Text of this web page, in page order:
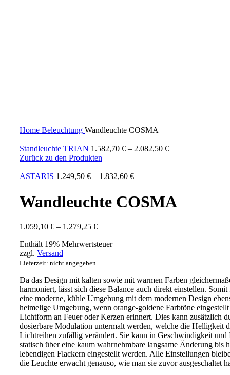
Home Beleuchtung Wandleuchte COSMA
Standleuchte TRIAN 1.582,70 € – 2.082,50 €
Zurück zu den Produkten
ASTARIS 1.249,50 € – 1.832,60 €
Wandleuchte COSMA
1.059,10 € – 1.279,25 €
Enthält 19% Mehrwertsteuer
zzgl. Versand
Lieferzeit: nicht angegeben
Da das Design mit kalten sowie mit warmen Farben
harmoniert, lässt sich diese Balance auch direkt einstellen.
eine moderne, kühle Umgebung mit dem modernen Design
heimelige Umgebung, wenn orange-goldene Farbtöne
Lichtform an Feuer oder Kerzen erinnert. Dies kann zusätzlich
dosierbare Modulation untermalt werden, welche die Helligkeit
Lichtreihen zufällig verändert. Sie kann in Geschwindigkeit und
statisch über eine kaum wahrnehmbare langsame Änderung bis
lebendigen Flackern eingestellt werden. Alle Einstellungen
die Leuchte erwacht genauso, wie man sie zuvor ausgeschaltet